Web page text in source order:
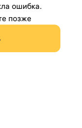
ошибка.
позже